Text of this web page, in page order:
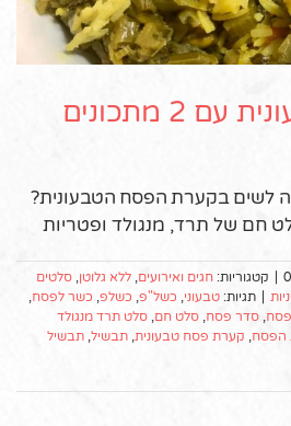
קערת פסח טבעונית עם 2 מתכונים
לשים בקערת הפסח הטבעונית?
חם של תרד, מנגולד ופטריות
| קטגוריות: חגים ואירועים ללא גלוטן סלטים
| תגיות: טבעוני כשל"פ כשלפ כשר לפסח
סדר פסח סלט חם סלט תרד מנגולד
הפסח קערת פסח טבעונית תבשיל תבשיל